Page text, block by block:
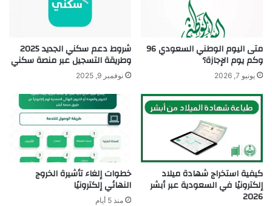
متى اليوم الوطني السعودي 96
وكم يوم الإجازة؟
يونيو 7, 2026
شروط دعم سكني الجديد 2025
وطريقة التسجيل عبر منصة سكني
نوفمبر 9, 2025
كيفية استخراج شهادة ميلاد
إلكترونيًا في السعودية عبر أبشر
2026
خطوات إلغاء تأشيرة الخروج
النهائي إلكترونيًا
منذ 5 أيام